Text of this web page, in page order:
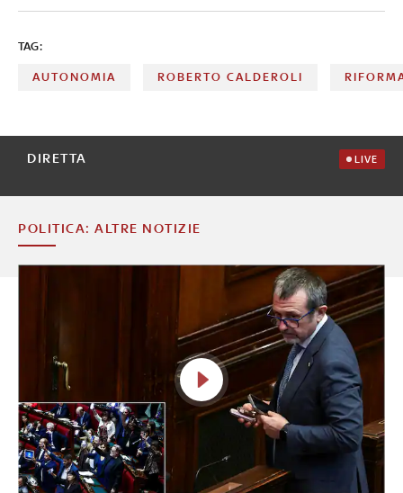
una Cabina di regia a definire i Lep, probabilmente entro
TAG:
AUTONOMIA ROBERTO CALDEROLI
DIRETTA LIVE
POLITICA: ALTRE NOTIZIE